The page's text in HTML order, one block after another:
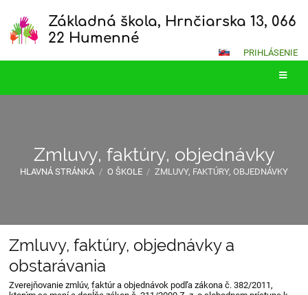
Základná škola, Hrnčiarska 13, 066
22 Humenné
PRIHLÁSENIE
Zmluvy, faktúry, objednávky
HLAVNÁ STRÁNKA / O ŠKOLE / ZMLUVY, FAKTÚRY, OBJEDNÁVKY
Zmluvy,
faktúry,
Zmluvy, faktúry, objednávky a
obstarávania
Zverejňovanie zmlúv, faktúr a objednávok podľa zákona č. 382/2011,